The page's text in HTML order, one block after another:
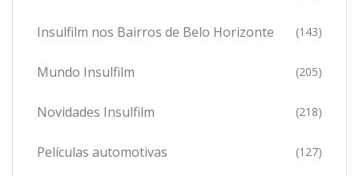
Insulfilm nos Bairros de Belo Horizonte (143)
Mundo Insulfilm (205)
Novidades Insulfilm (218)
Películas automotivas (127)